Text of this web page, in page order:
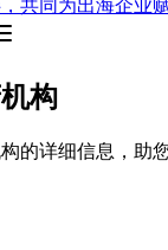
共同为出海企业
构
的详细信息，助